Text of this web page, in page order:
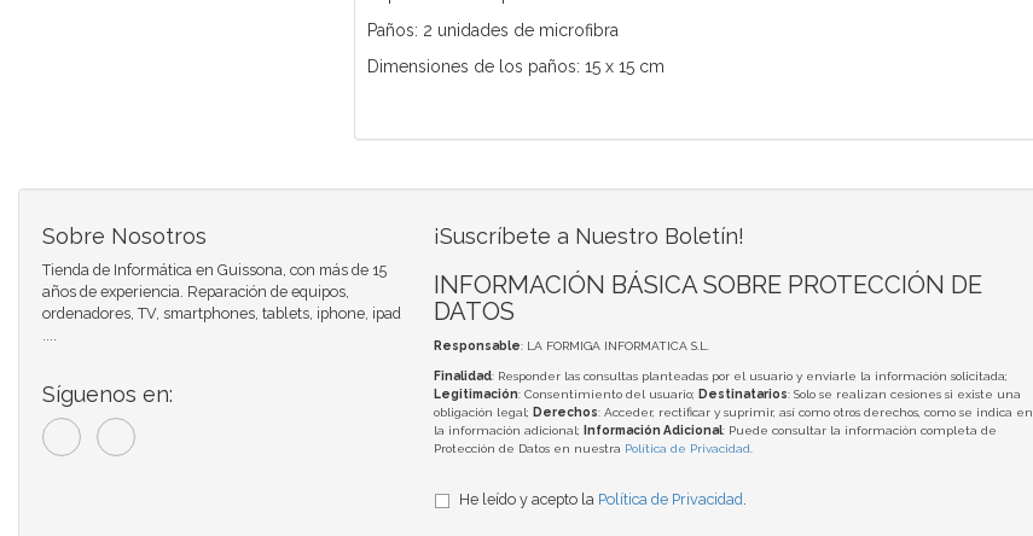
Paños: 2 unidades de microfibra
Dimensiones de los paños: 15 x 15 cm
Sobre Nosotros
Tienda de Informática en Guissona, con más de 15
años de experiencia. Reparación de equipos,
ordenadores, TV, smartphones, tablets, iphone, ipad
....
Síguenos en:
¡Suscríbete a Nuestro Boletín!
INFORMACIÓN BÁSICA SOBRE PROTECCIÓN DE
DATOS
Responsable: LA FORMIGA INFORMATICA S.L.
Finalidad: Responder las consultas planteadas por el usuario y enviarle la información solicitada;
Legitimación: Consentimiento del usuario; Destinatarios: Solo se realizan cesiones si existe una
obligación legal; Derechos: Acceder, rectificar y suprimir, así como otros derechos, como se indica en
la información adicional;
Información Adicional: Puede consultar la información completa de
Protección de Datos en nuestra Política de Privacidad.
He leído y acepto la Política de Privacidad.